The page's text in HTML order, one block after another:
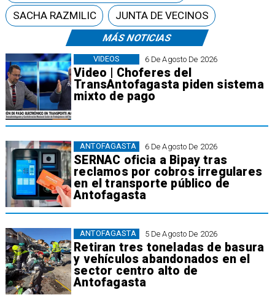
MÁS NOTICIAS
6 De Agosto De 2026
Video | Choferes del
TransAntofagasta piden sistema
mixto de pago
VIDEOS
6 De Agosto De 2026
SERNAC oficia a Bipay tras
reclamos por cobros irregulares
en el transporte público de
Antofagasta
ANTOFAGASTA
5 De Agosto De 2026
Retiran tres toneladas de basura
y vehículos abandonados en el
sector centro alto de
Antofagasta
ANTOFAGASTA
SACHA RAZMILIC
JUNTA DE VECINOS